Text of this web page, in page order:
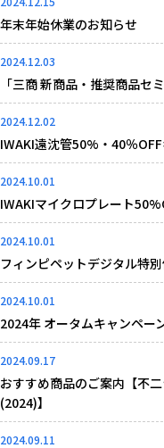
年末年始休業のお知らせ
2024.12.03
「三商 新商品・推奨商品
2024.12.02
IWAKI遠沈管50%・40％
2024.10.01
IWAKIマイクロプレート
2024.10.01
フィンピペットデジタル特
2024.10.01
2024年 オータムキャンペー
2024.09.17
おすすめ商品のご案内【不
(2024)】
2024.09.11